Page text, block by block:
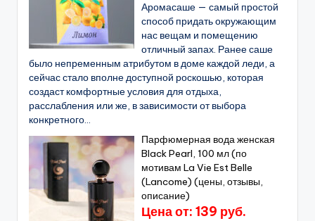
Аромасаше — самый простой
способ придать окружающим
нас вещам и помещению
отличный запах. Ранее саше
было непременным атрибутом в доме каждой леди, а
сейчас стало вполне доступной роскошью, которая
создаст комфортные условия для отдыха,
расслабления или же, в зависимости от выбора
конкретного...
Парфюмерная вода женская
Black Pearl, 100 мл (по
мотивам La Vie Est Belle
(Lancome) (цены, отзывы,
описание)
Цена от: 139 руб.